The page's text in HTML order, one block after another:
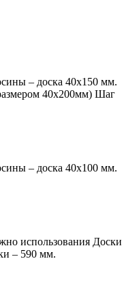
– доска 40x150 мм.
40x200мм) Шаг
– доска 40x100 мм.
использования Доски
– 590 мм.